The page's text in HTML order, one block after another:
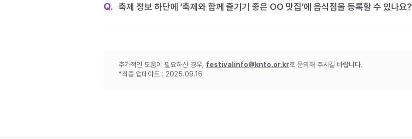
Q. 축제 정보 하단에 ‘축제와 함께 즐기기 좋은 OO 맛집’에 음식점을 등록할 수 있나요?
추가적인 도움이 필요하신 경우, festivalinfo@knto.or.kr로 문의해 주시길 바랍니다.
*최종 업데이트 : 2025.09.16